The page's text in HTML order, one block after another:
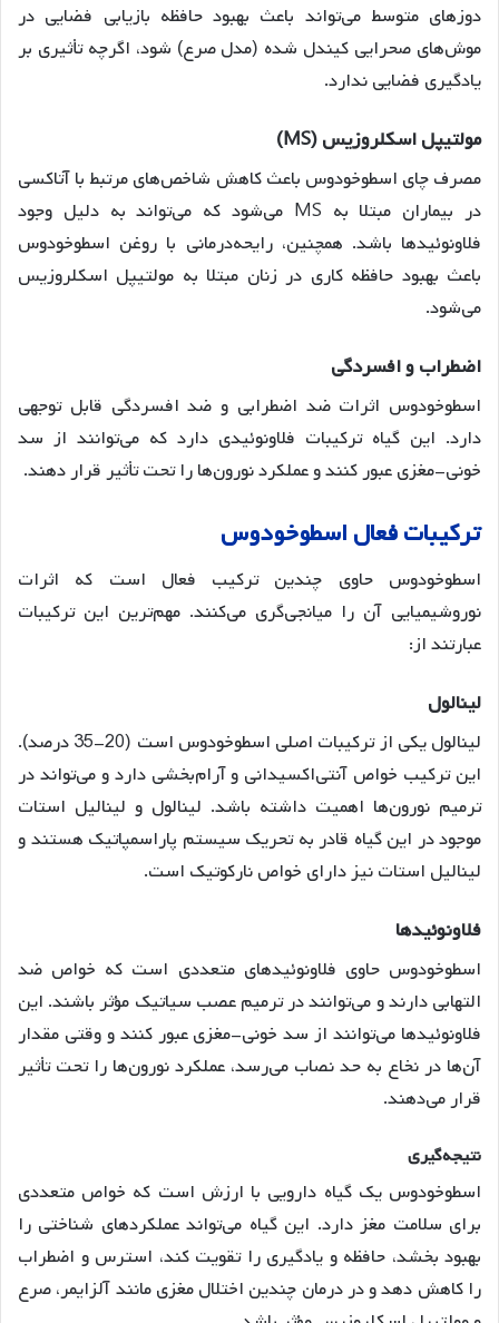
دوزهای متوسط می‌تواند باعث بهبود حافظه بازیابی فضایی در
موش‌های صحرایی کیندل شده (مدل صرع) شود، اگرچه تأثیری بر
یادگیری فضایی ندارد.
مولتیپلاسکلروزیس(MS)
مصرف چای اسطوخودوس باعث کاهش شاخص‌های مرتبط با آتاکسی
در بیماران مبتلا به MS می‌شود که می‌تواند به دلیل وجود
فلاونوئیدها باشد. همچنین، رایحه‌درمانی با روغن اسطوخودوس
باعث بهبود حافظه کاری در زنان مبتلا به مولتیپل اسکلروزیس
می‌شود.
اضطرابوافسردگی
اسطوخودوس اثرات ضد اضطرابی و ضد افسردگی قابل توجهی
دارد. این گیاه ترکیبات فلاونوئیدی دارد که می‌توانند از سد
خونی-مغزی عبور کنند و عملکرد نورون‌ها را تحت تأثیر قرار دهند.
ترکیباتفعال اسطوخودوس
اسطوخودوس حاوی چندین ترکیب فعال است که اثرات
نوروشیمیایی آن را میانجی‌گری می‌کنند. مهم‌ترین این ترکیبات
عبارتند از:
لینالول
لینالول یکی از ترکیبات اصلی اسطوخودوس است (20-35 درصد)
.
این ترکیب خواص آنتی‌اکسیدانی و آرام‌بخشی دارد و می‌تواند در
ترمیم نورون‌ها اهمیت داشته باشد. لینالول و لینالیل استات
موجود در این گیاه قادر به تحریک سیستم پاراسمپاتیک هستند و
لینالیل استات نیز دارای خواص نارکوتیک است.
فلاونوئیدها
اسطوخودوس حاوی فلاونوئیدهای متعددی است که خواص ضد
التهابی دارند و می‌توانند در ترمیم عصب سیاتیک مؤثر باشند. این
فلاونوئیدها می‌توانند از سد خونی-مغزی عبور کنند و وقتی مقدار
آن‌ها در نخاع به حد نصاب می‌رسد، عملکرد نورون‌ها را تحت تأثیر
قرار می‌دهند.
نتیجهگیری
اسطوخودوس یک گیاه دارویی با ارزش است که خواص متعددی
برای سلامت مغز دارد. این گیاه می‌تواند عملکردهای شناختی را
بهبود بخشد، حافظه و یادگیری را تقویت کند، استرس و اضطراب
را کاهش دهد و در درمان چندین اختلال مغزی مانند آلزایمر، صرع